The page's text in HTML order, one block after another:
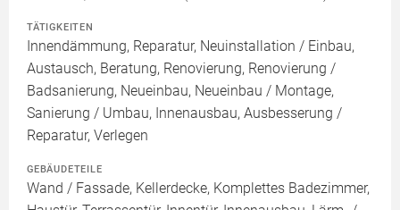
TÄTIGKEITEN
Innendämmung, Reparatur, Neuinstallation / Einbau,
Austausch, Beratung, Renovierung, Renovierung /
Badsanierung, Neueinbau, Neueinbau / Montage,
Sanierung / Umbau, Innenausbau, Ausbesserung /
Reparatur, Verlegen
GEBÄUDETEILE
Wand / Fassade, Kellerdecke, Komplettes Badezimmer,